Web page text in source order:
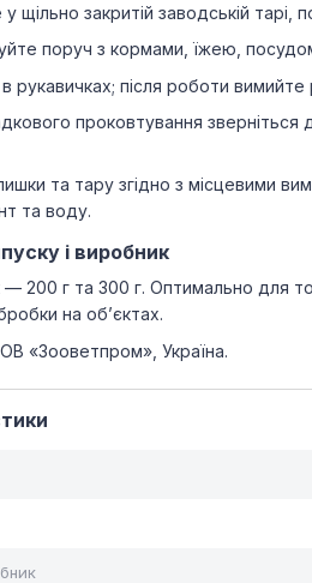
у щільно закритій заводській тарі,
поруч з кормами, їжею,
рукавичках; після роботи вимийте
проковтування зверніться
та тару згідно з місцевими
та воду.
і виробник
— 200 г та 300 г. Оптимально для
на об’єктах.
«Зооветпром», Україна.